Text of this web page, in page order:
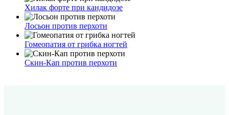
Хилак форте при кандидозе
Лосьон против перхоти
Гомеопатия от грибка ногтей
Скин-Кап против перхоти